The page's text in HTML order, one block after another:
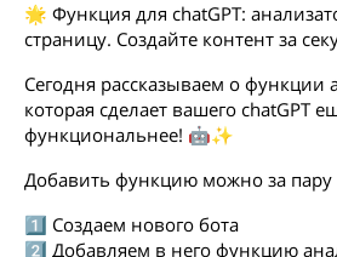
🌟 Функция для chatGPT:
страницу. Создайте контент за
Сегодня рассказываем о функции
которая сделает вашего chatGPT
функциональнее! 🤖✨
Добавить функцию можно за пару
1️⃣ Создаем нового бота
2️⃣ Добавляем в него функцию